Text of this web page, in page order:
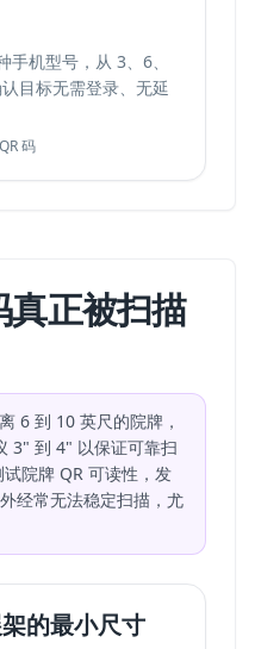
机型号，从 3、6、
目标无需登录、无延
码
真正被扫描
6 到 10 英尺的院牌，
3" 到 4" 以保证可靠扫
院牌 QR 可读性，发
经常无法稳定扫描，尤
的最小尺寸